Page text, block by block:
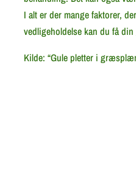
I alt er der mange faktorer,
vedligeholdelse kan du få
Kilde: “Gule pletter i